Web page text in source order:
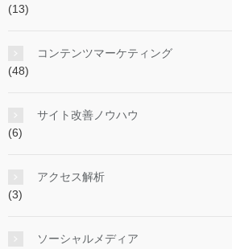
(13)
コンテンツマーケティング
(48)
サイト改善ノウハウ
(6)
アクセス解析
(3)
ソーシャルメディア